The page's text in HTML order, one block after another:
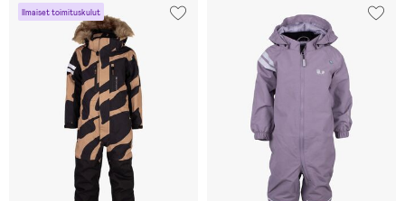
Ilmaiset toimituskulut